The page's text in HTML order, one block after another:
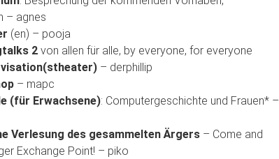
– agnes
(en) – pooja
2von allen für alle, by everyone, for everyone
– derphillip
– mapc
(für Erwachsene): Computergeschichte und Frauen* –
Verlesung des gesammelten Ärgers– Come and
Exchange Point! – piko